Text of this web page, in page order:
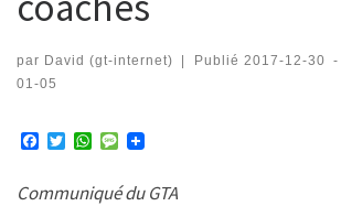
par David (gt-internet) Publié 2017-12-30 -
01-05
e
T
t
W
t
M
s
Communiqué du GTA